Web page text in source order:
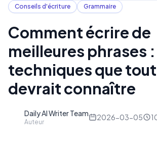
Conseils d'écriture
Grammaire
Comment écrire de
meilleures phrases :
techniques que
devrait connaître
Daily AI Writer Team
Auteur
2026-03-05